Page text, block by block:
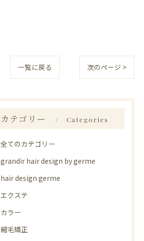
一覧に戻る 次のページ >
カテゴリー Categories
全てのカテゴリー
grandir hair design by germe
hair design germe
エクステ
カラー
縮毛矯正